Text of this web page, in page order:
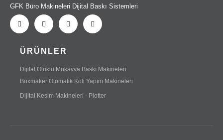
GFK Büro Makineleri Dijital Baskı Sistemleri
ÜRÜNLER
Dijital Oluklu Mukavva Baskı Makineleri
Boxmaker Otomatik Koli Yapım Makineleri
Dijital Kesim Makineleri - Plotter